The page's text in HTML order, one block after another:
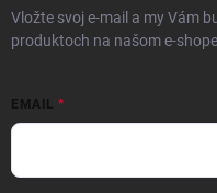
Vložte svoj e-mail a my Vám
produktoch na našom e-
EMAIL